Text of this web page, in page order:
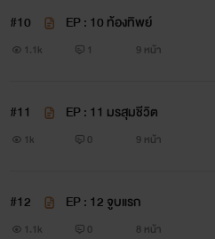
#10 EP : 10 ท้องทิพย์
1.1k 1 9 หน้า
#11 EP : 11 มรสุมชีวิต
1k 0 9 หน้า
#12 EP : 12 จูบแรก
1.1k 0 8 หน้า